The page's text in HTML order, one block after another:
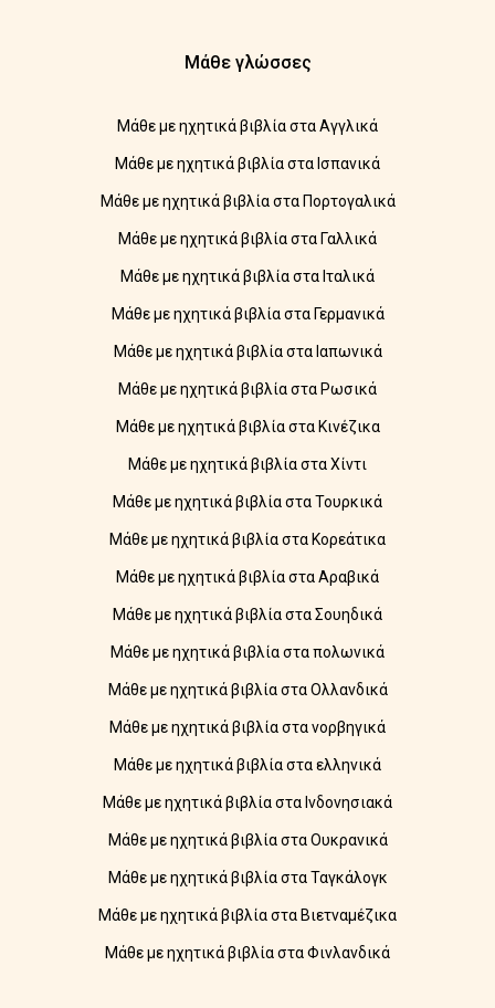
Μάθε γλώσσες
Μάθε με ηχητικά βιβλία στα Αγγλικά
Μάθε με ηχητικά βιβλία στα Ισπανικά
Μάθε με ηχητικά βιβλία στα Πορτογαλικά
Μάθε με ηχητικά βιβλία στα Γαλλικά
Μάθε με ηχητικά βιβλία στα Ιταλικά
Μάθε με ηχητικά βιβλία στα Γερμανικά
Μάθε με ηχητικά βιβλία στα Ιαπωνικά
Μάθε με ηχητικά βιβλία στα Ρωσικά
Μάθε με ηχητικά βιβλία στα Κινέζικα
Μάθε με ηχητικά βιβλία στα Χίντι
Μάθε με ηχητικά βιβλία στα Τουρκικά
Μάθε με ηχητικά βιβλία στα Κορεάτικα
Μάθε με ηχητικά βιβλία στα Αραβικά
Μάθε με ηχητικά βιβλία στα Σουηδικά
Μάθε με ηχητικά βιβλία στα πολωνικά
Μάθε με ηχητικά βιβλία στα Ολλανδικά
Μάθε με ηχητικά βιβλία στα νορβηγικά
Μάθε με ηχητικά βιβλία στα ελληνικά
Μάθε με ηχητικά βιβλία στα Ινδονησιακά
Μάθε με ηχητικά βιβλία στα Ουκρανικά
Μάθε με ηχητικά βιβλία στα Ταγκάλογκ
Μάθε με ηχητικά βιβλία στα Βιετναμέζικα
Μάθε με ηχητικά βιβλία στα Φινλανδικά